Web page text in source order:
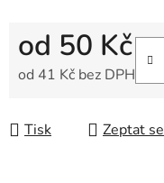
od 50 Kč
od 41 Kč bez DPH
Tisk Zeptat se